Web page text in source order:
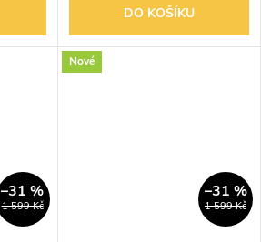
DO KOŠÍKU
1 599 Kč
–31 %
Nové
1 599 Kč
–31 %